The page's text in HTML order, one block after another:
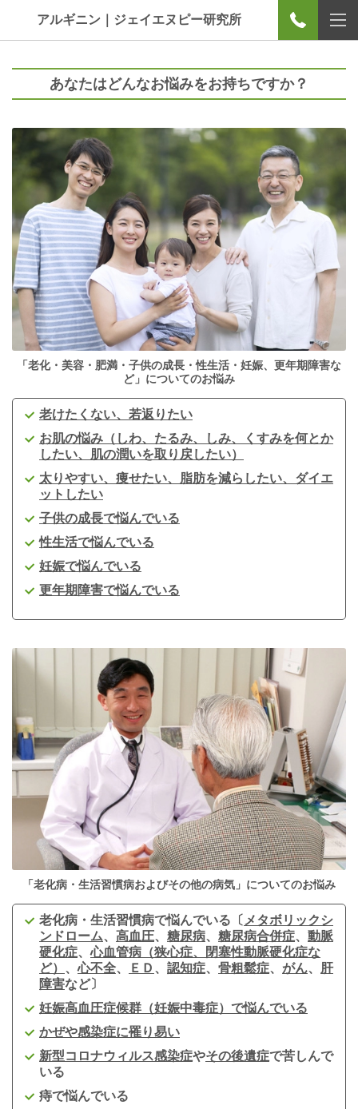
アルギニン｜ジェイエヌピー研究所
あなたはどんなお悩みをお持ちですか？
「老化・美容・肥満・子供の成長・性生活・妊娠、更年期障害な
ど」についてのお悩み
老けたくない、若返りたい
お肌の悩み（しわ、たるみ、しみ、くすみを何とか
したい、肌の潤いを取り戻したい）
太りやすい、痩せたい、脂肪を減らしたい、ダイエ
ットしたい
子供の成長で悩んでいる
性生活で悩んでいる
妊娠で悩んでいる
更年期障害で悩んでいる
「老化病・生活習慣病およびその他の病気」についてのお悩み
老化病・生活習慣病で悩んでいる〔 メタボリックシ
ンドローム、 高血圧、 糖尿病、 糖尿病合併症、 動脈
硬化症、心血管病（狭心症、閉塞性動脈硬化症な
ど） 、心不全、 ＥＤ 、 認知症、 骨粗鬆症、 がん、 肝
障害など〕
妊娠高血圧症候群（妊娠中毒症）で悩んでいる
かぜや感染症に罹り易い
新型コロナウィルス感染症やその後遺症で苦しんで
いる
痔で悩んでいる